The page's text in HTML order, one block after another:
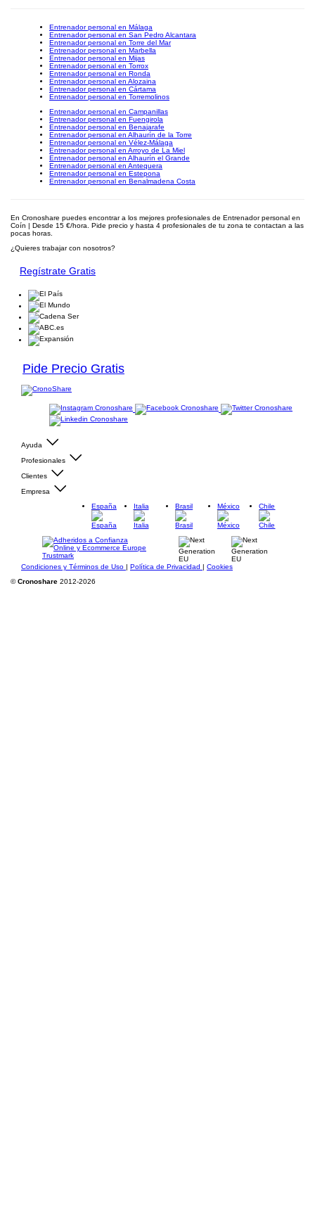
Entrenador personal en Málaga
Entrenador personal en San Pedro Alcantara
Entrenador personal en Torre del Mar
Entrenador personal en Marbella
Entrenador personal en Mijas
Entrenador personal en Torrox
Entrenador personal en Ronda
Entrenador personal en Alozaina
Entrenador personal en Cártama
Entrenador personal en Torremolinos
Entrenador personal en Campanillas
Entrenador personal en Fuengirola
Entrenador personal en Benajarafe
Entrenador personal en Alhaurín de la Torre
Entrenador personal en Vélez-Málaga
Entrenador personal en Arroyo de La Miel
Entrenador personal en Alhaurín el Grande
Entrenador personal en Antequera
Entrenador personal en Estepona
Entrenador personal en Benalmadena Costa
En Cronoshare puedes encontrar a los mejores profesionales de Entrenador personal en
Coín | Desde 15 €/hora. Pide precio y hasta 4 profesionales de tu zona te contactan a las
pocas horas.
¿Quieres trabajar con nosotros?
Regístrate Gratis
Pide Precio Gratis
Ayuda
Profesionales
Clientes
Empresa
España
Italia Brasil México Chile
Condiciones y Términos de Uso | Política de Privacidad | Cookies
©Cronoshare 2012-2026